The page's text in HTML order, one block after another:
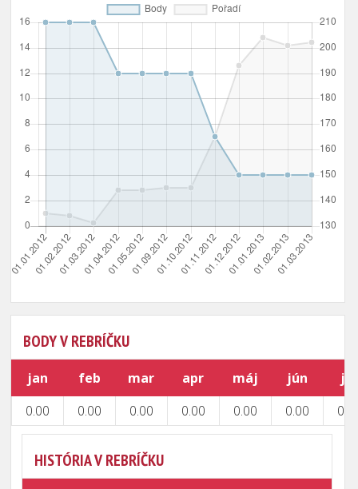
BODY V REBRÍČKU
jan feb mar apr máj jún
júl
0.00
0.00 0.00 0.00 0.00 0.00
HISTÓRIA V REBRÍČKU